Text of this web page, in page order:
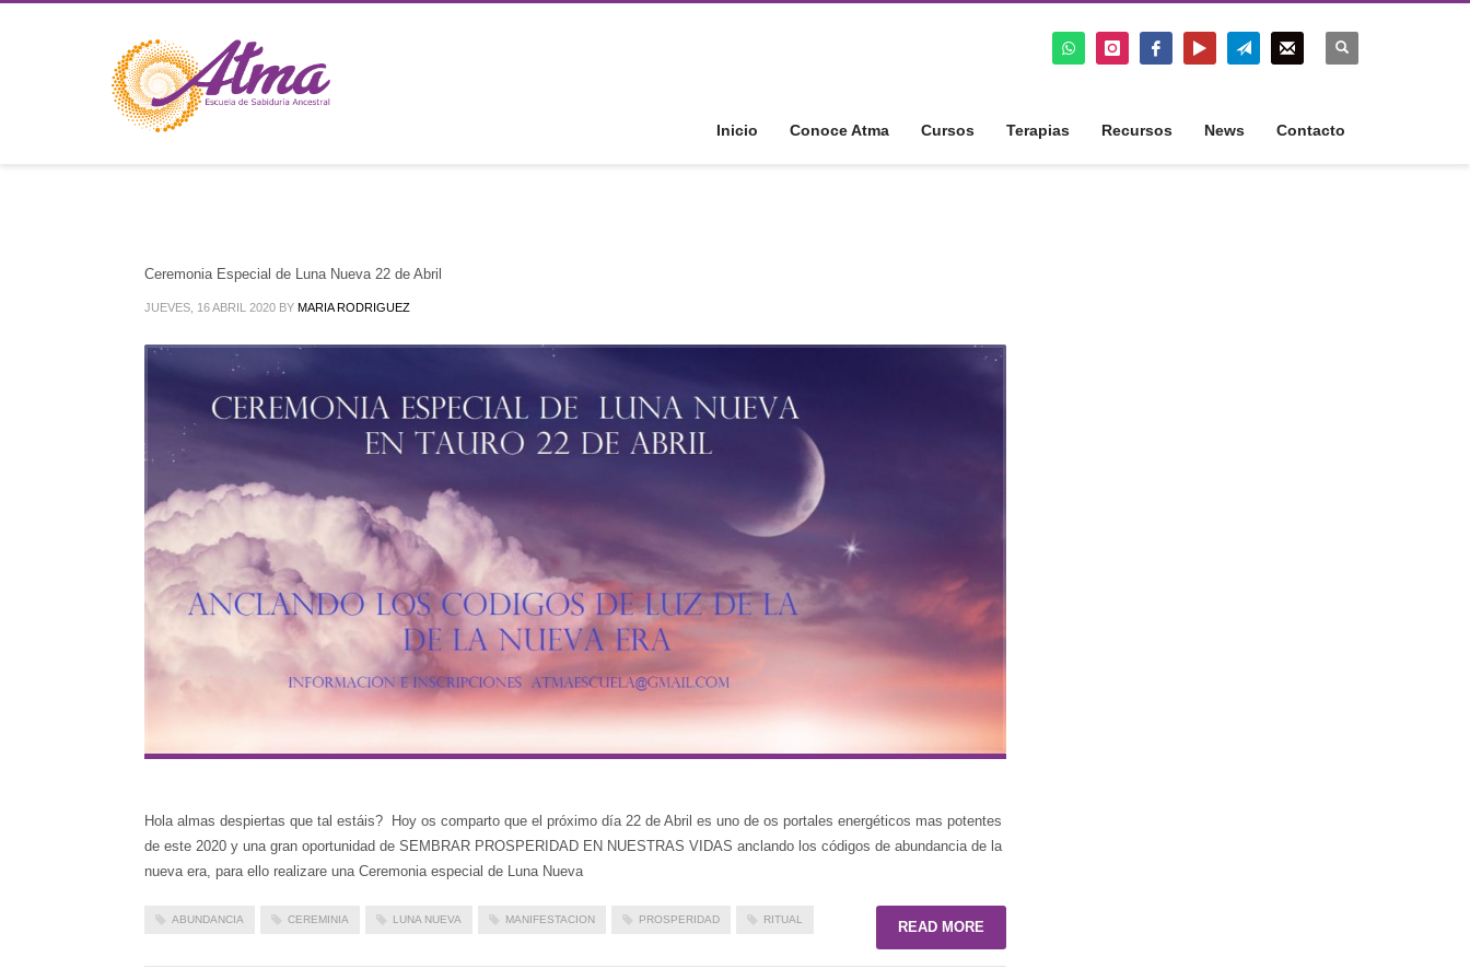
Inicio Conoce Atma Cursos Terapias Recursos News Contacto
Ceremonia Especial de Luna Nueva 22 de Abril
JUEVES, 16 ABRIL 2020 BY MARIA RODRIGUEZ
Hola almas despiertas que tal estáis? Hoy os comparto que el próximo día 22 de Abril es uno de os portales energéticos mas potentes
de este 2020 y una gran oportunidad de SEMBRAR PROSPERIDAD EN NUESTRAS VIDAS anclando los códigos de abundancia de la
nueva era, para ello realizare una Ceremonia especial de Luna Nueva
ABUNDANCIA CEREMINIA LUNA NUEVA MANIFESTACION PROSPERIDAD RITUAL READ MORE